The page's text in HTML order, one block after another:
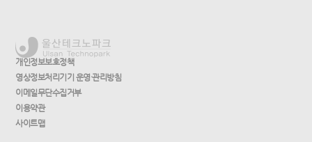
개인정보보호정책
영상정보처리기기 운영·관리방침
이메일무단수집거부
이용약관
사이트맵